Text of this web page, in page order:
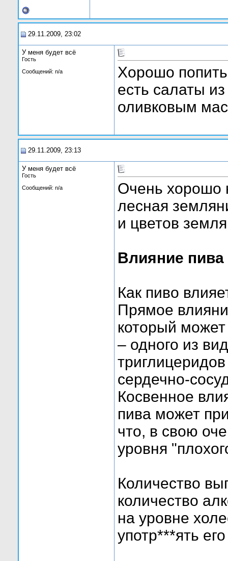
29.11.2009, 23:02
У меня будет всё
Гость
Сообщений: n/a
Хорошо
есть салаты
оливковым
29.11.2009, 23:13
У меня будет всё
Гость
Сообщений: n/a
Очень хорошо
лесная
и цветов
Влияние пива
Как пиво
Прямое
который
– одного из
сердечно-
Косвенное
пива может
что, в свою
уровня
Количество
количество
на уровне
употр***ять